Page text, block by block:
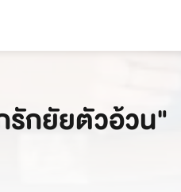
กยัยตัวอ้วน"